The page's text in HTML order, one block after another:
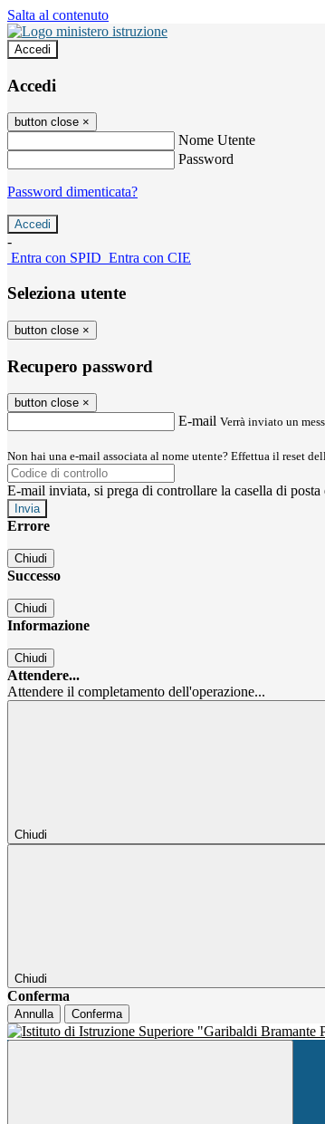
Salta al contenuto
Accedi
Accedi
button close ×
Nome Utente
Password
Password dimenticata?
-
Entra con SPID Entra con CIE
Seleziona utente
button close ×
Recupero password
button close ×
E-mail Verrà inviato un
Non hai una e-mail associata al nome utente? Effettua il reset
E-mail inviata, si prega di controllare la casella di posta
Errore
Chiudi
Successo
Chiudi
Informazione
Chiudi
Attendere...
Attendere il completamento dell'operazione...
Chiudi
Chiudi
Conferma
Annulla Conferma